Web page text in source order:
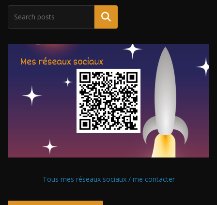
Tous mes réseaux sociaux / me contacter